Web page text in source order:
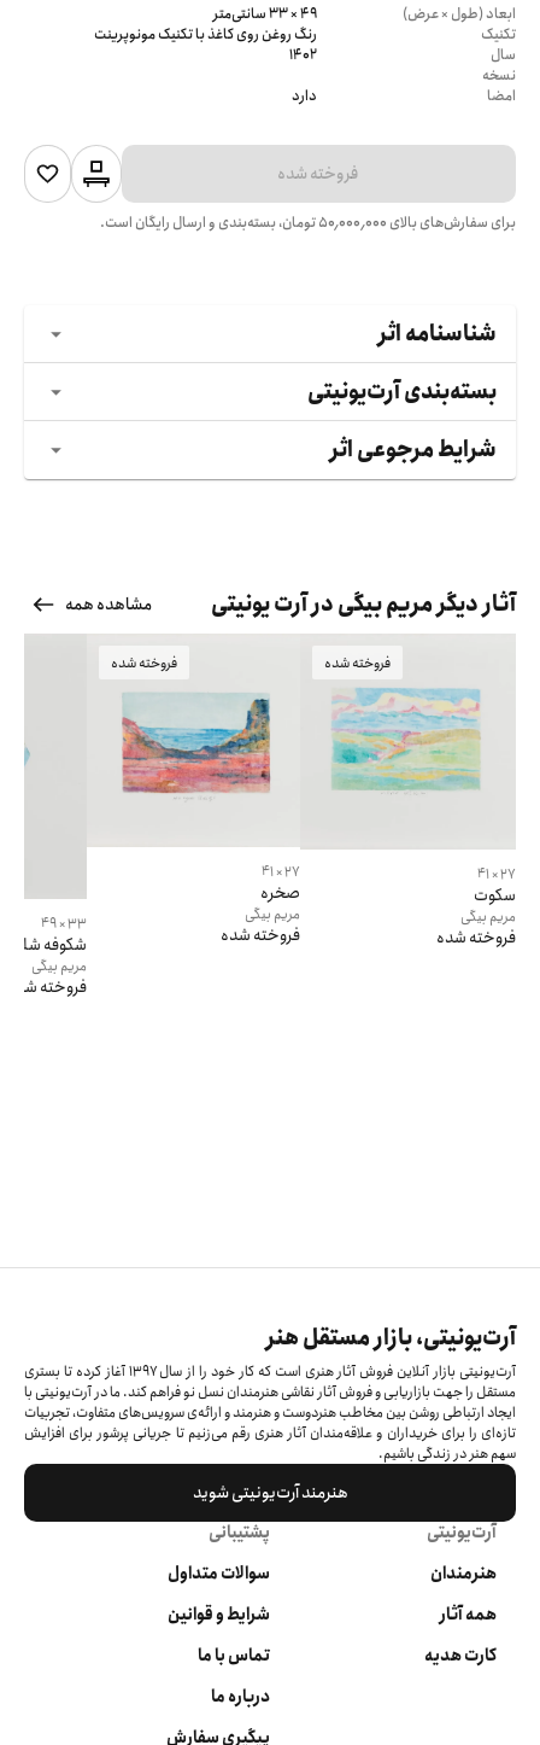
ابعاد (طول × عرض)
49 × 33 سانتی‌متر
تکنیک
رنگ روغن روی کاغذ با تکنیک مونوپرینت
سال
1402
نسخه
امضا
دارد
فروخته شده
برای سفارش‌های بالای ۵۰٬۰۰۰٬۰۰۰تومان، بسته‌بندی و ارسال رایگان است.
شناسنامه اثر
بسته‌بندی آرت‌یونیتی
شرایط مرجوعی اثر
آثار دیگر مریم بیگی در آرت یونیتی مشاهده همه
فروخته شده
27 × 41
سکوت
مریم بیگی
فروخته شده
فروخته شده
27 × 41
صخره
مریم بیگی
فروخته شده 33 × 49
شکوفه شلیل
مریم بیگی
فروخته شده
آرت‌یونیتی، بازار مستقل هنر
آرت‌یونیتی بازار آنلاین فروش آثار هنری است که کار خود را از سال ۱۳۹۷ آغاز کرده‌ تا بستری
مستقل را جهت بازاریابی و فروش آثار نقاشی هنرمندان نسل نو فراهم کند. ما در آرت‌یونیتی با
ایجاد ارتباطی روشن بین مخاطب هنردوست و هنرمند و ارائه‌ی سرویس‌های متفاوت، تجربیات
تازه‌ای را برای خریداران و علاقه‌مندان آثار هنری رقم می‌زنیم تا جریانی پرشور برای افزایش
سهم هنر در زندگی باشیم.
هنرمند آرت‌یونیتی شوید
آرت‌یونیتی
هنرمندان
همه آثار
کارت هدیه
پشتیبانی
سوالات متداول
شرایط و قوانین
تماس با ما
درباره ما
پیگیری سفارش